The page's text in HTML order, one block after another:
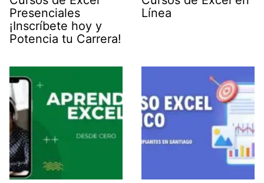
Presenciales
¡Inscríbete hoy y
Potencia tu Carrera!
Línea